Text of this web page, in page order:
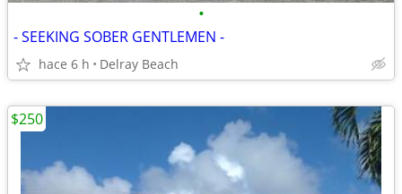
•
- SEEKING SOBER GENTLEMEN -
hace 6 h Delray Beach
$250